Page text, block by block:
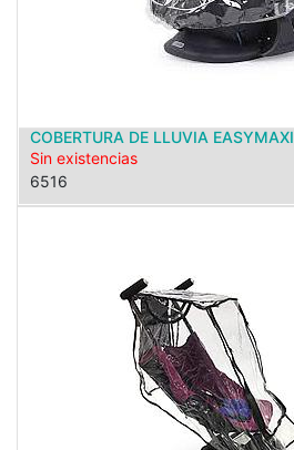
COBERTURA DE LLUVIA EASYMAXI
Sin existencias
6516